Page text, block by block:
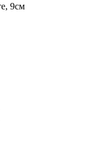
9см